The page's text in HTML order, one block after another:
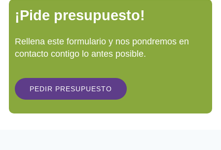
¡Pide presupuesto!
Rellena este formulario y nos pondremos en
contacto contigo lo antes posible.
PEDIR PRESUPUESTO